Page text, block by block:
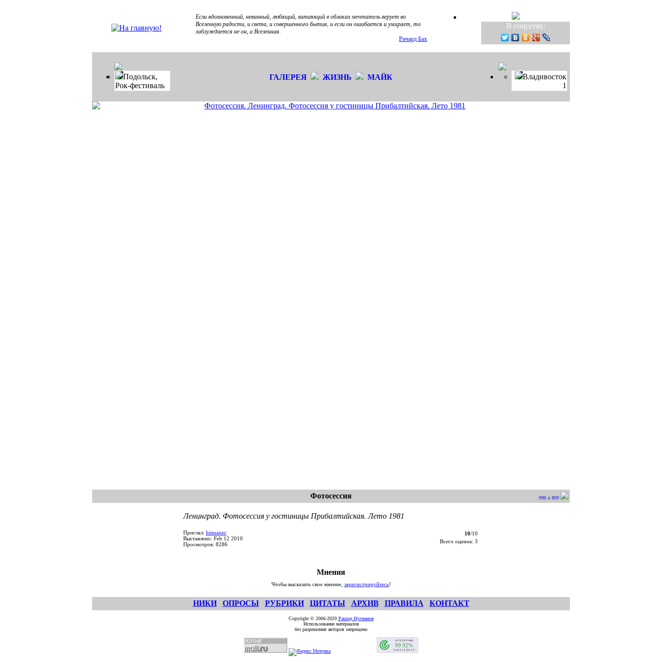
Если вдохновенный, невинный, любящий, витающий в облаках мечтатель верует во
Вселенную радости, и света, и совершенного бытия, и если он ошибается и умирает, то
заблуждается не он, а Вселенная.
Ричард Бах
В соцсетях:
Подольск,
Рок-фестиваль
ГАЛЕРЕЯ ЖИЗНЬ МАЙК
Владивосток
1
Фотосессия 996 x 809
Ленинград. Фотосессия у гостиницы Прибалтийская. Лето 1981
Прислал: hitmanec
Выставлено: Feb 12 2010
Просмотров: 8286
10/10
Всего оценок: 3
Мнения
Чтобы высказать свое мнение, зарегистрируйтесь!
НИКИ ОПРОСЫ РУБРИКИ ЦИТАТЫ АРХИВ ПРАВИЛА КОНТАКТ
Copyright © 2006-2020 Рашид Нугманов
Использование материалов
без разрешения авторов запрещено